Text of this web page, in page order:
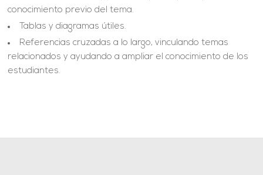
conocimiento previo del tema.
Tablas y diagramas útiles.
Referencias cruzadas a lo largo, vinculando temas
relacionados y ayudando a ampliar el conocimiento de los
estudiantes.